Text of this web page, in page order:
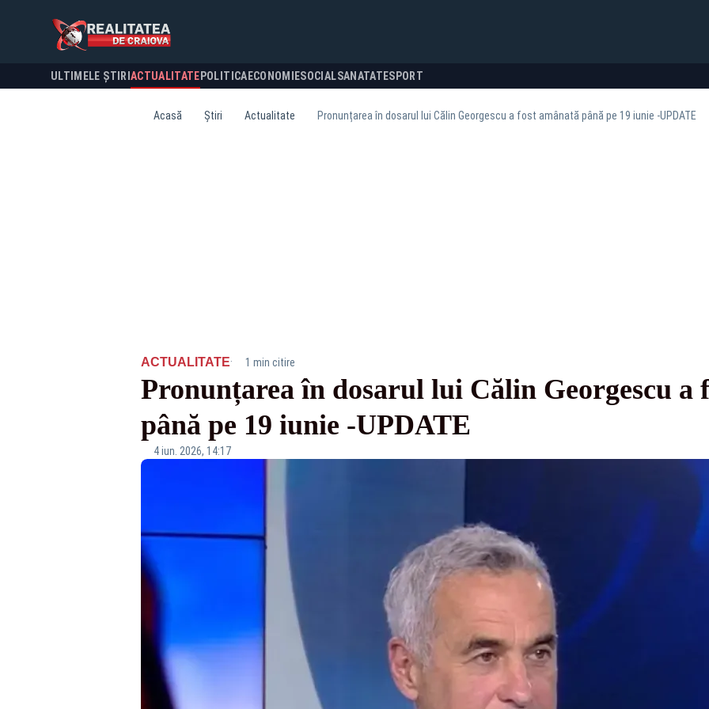
ULTIMELE ȘTIRI ACTUALITATE POLITICA ECONOMIESOCIALSANATATESPORT
Acasă Știri Actualitate Pronunțarea în dosarul lui Călin Georgescu a fost amânată până pe 19 iunie -UPDATE
ACTUALITATE· 1 min citire
Pronunțarea în dosarul lui Călin Georgescu a
până pe 19 iunie -UPDATE
4 iun. 2026, 14:17